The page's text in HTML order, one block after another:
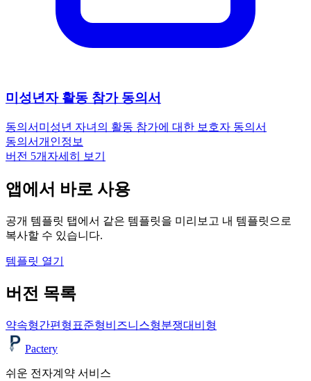
미성년자 활동 참가 동의서
동의서 미성년 자녀의 활동 참가에 대한 보호자 동의서
동의서개인정보
버전 5개 자세히 보기
앱에서 바로 사용
공개 템플릿 탭에서 같은 템플릿을 미리보고 내 템플릿으로
복사할 수 있습니다.
템플릿 열기
버전 목록
약속형간편형 표준형비즈니스형분쟁대비형
Pactery
쉬운 전자계약 서비스